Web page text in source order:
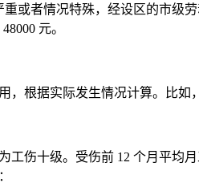
或者情况特殊，经设区的市级
元。
，根据实际发生情况计算。比
工伤十级。受伤前 12 个月平均